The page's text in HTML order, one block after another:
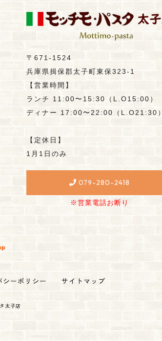
〒671-1524
兵庫県揖保郡太子町東保323-1
【営業時間】
ランチ 11:00〜15:30（L.O15:00）
ディナー 17:00〜22:00（L.O21:30）
【定休日】
1月1日のみ
079-280-2418
※営業電話お断り
シーポリシー サイトマップ
太子店